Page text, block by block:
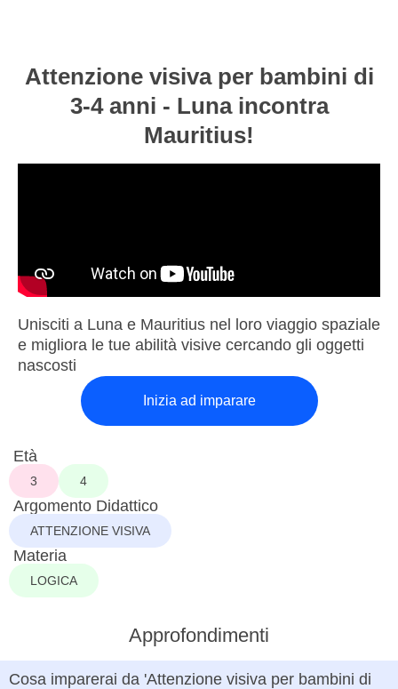
Attenzione visiva per bambini di
3-4 anni - Luna incontra
Mauritius!
Unisciti a Luna e Mauritius nel loro viaggio spaziale
e migliora le tue abilità visive cercando gli oggetti
nascosti
Inizia ad imparare
Età
3 4
Argomento Didattico
ATTENZIONE VISIVA
Materia
LOGICA
Approfondimenti
Cosa imparerai da 'Attenzione visiva per bambini di